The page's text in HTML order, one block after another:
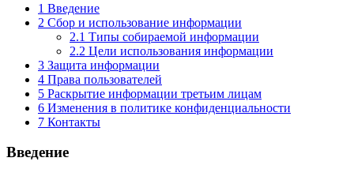
1 Введение
2 Сбор и использование информации
2.1 Типы собираемой информации
2.2 Цели использования информации
3 Защита информации
4 Права пользователей
5 Раскрытие информации третьим лицам
6 Изменения в политике конфиденциальности
7 Контакты
Введение